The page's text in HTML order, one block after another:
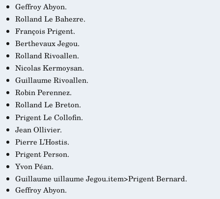
Geffroy Abyon.
Rolland Le Bahezre.
François Prigent.
Berthevaux Jegou.
Rolland Rivoallen.
Nicolas Kermoysan.
Guillaume Rivoallen.
Robin Perennez.
Rolland Le Breton.
Prigent Le Collofin.
Jean Ollivier.
Pierre L’Hostis.
Prigent Person.
Yvon Péan.
Guillaume uillaume Jegou.item>Prigent Bernard.
Geffroy Abyon.